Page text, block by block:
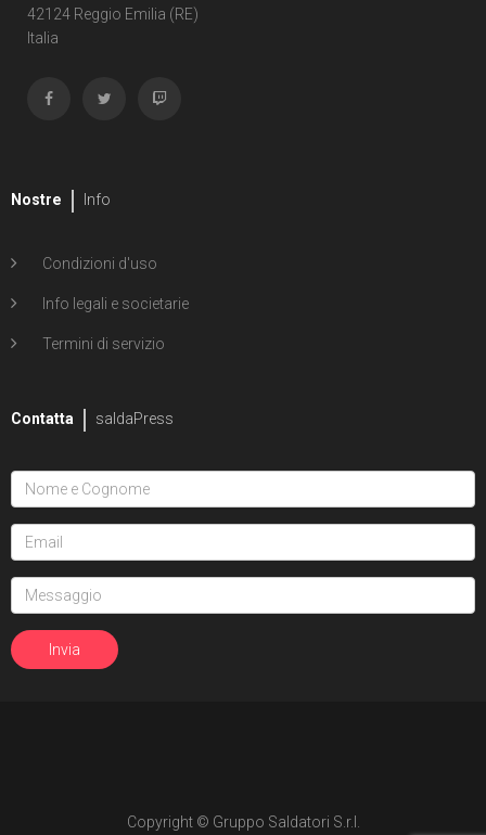
42124 Reggio Emilia (RE)
Italia
Nostre Info
Condizioni d'uso
Info legali e societarie
Termini di servizio
Contatta saldaPress
Copyright © Gruppo Saldatori S.r.l.